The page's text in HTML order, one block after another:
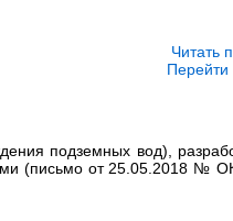
Читать
Перейти
подземных вод),
(письмо от 25.05.2018 №